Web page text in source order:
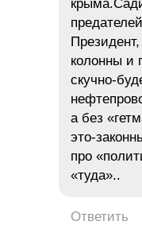
колонны и
скучно-
а без
это-
про
«туда»..
Ответить